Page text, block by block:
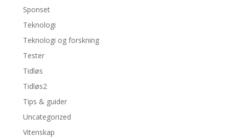
Sponset
Teknologi
Teknologi og forskning
Tester
Tidløs
Tidløs2
Tips & guider
Uncategorized
Vitenskap